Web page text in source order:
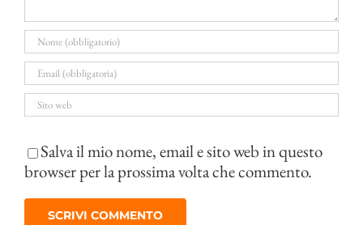
Salva il mio nome, email e sito web in questo
browser per la prossima volta che commento.